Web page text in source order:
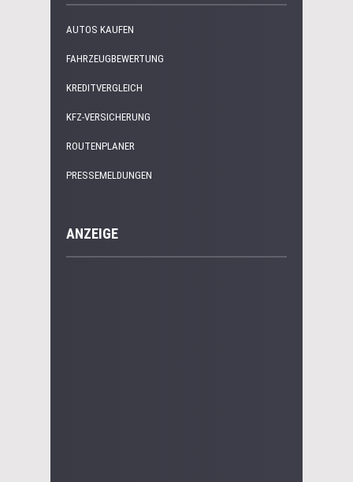
AUTOS KAUFEN
FAHRZEUGBEWERTUNG
KREDITVERGLEICH
KFZ-VERSICHERUNG
ROUTENPLANER
PRESSEMELDUNGEN
ANZEIGE